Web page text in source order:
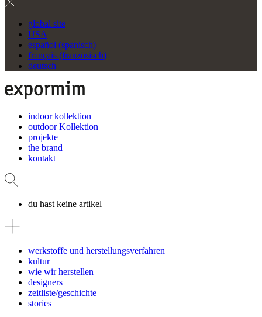
global site
USA
español (spanisch)
français (französisch)
deutsch
indoor kollektion
outdoor Kollektion
projekte
the brand
kontakt
du hast keine artikel
werkstoffe und herstellungsverfahren
kultur
wie wir herstellen
designers
zeitliste/geschichte
stories